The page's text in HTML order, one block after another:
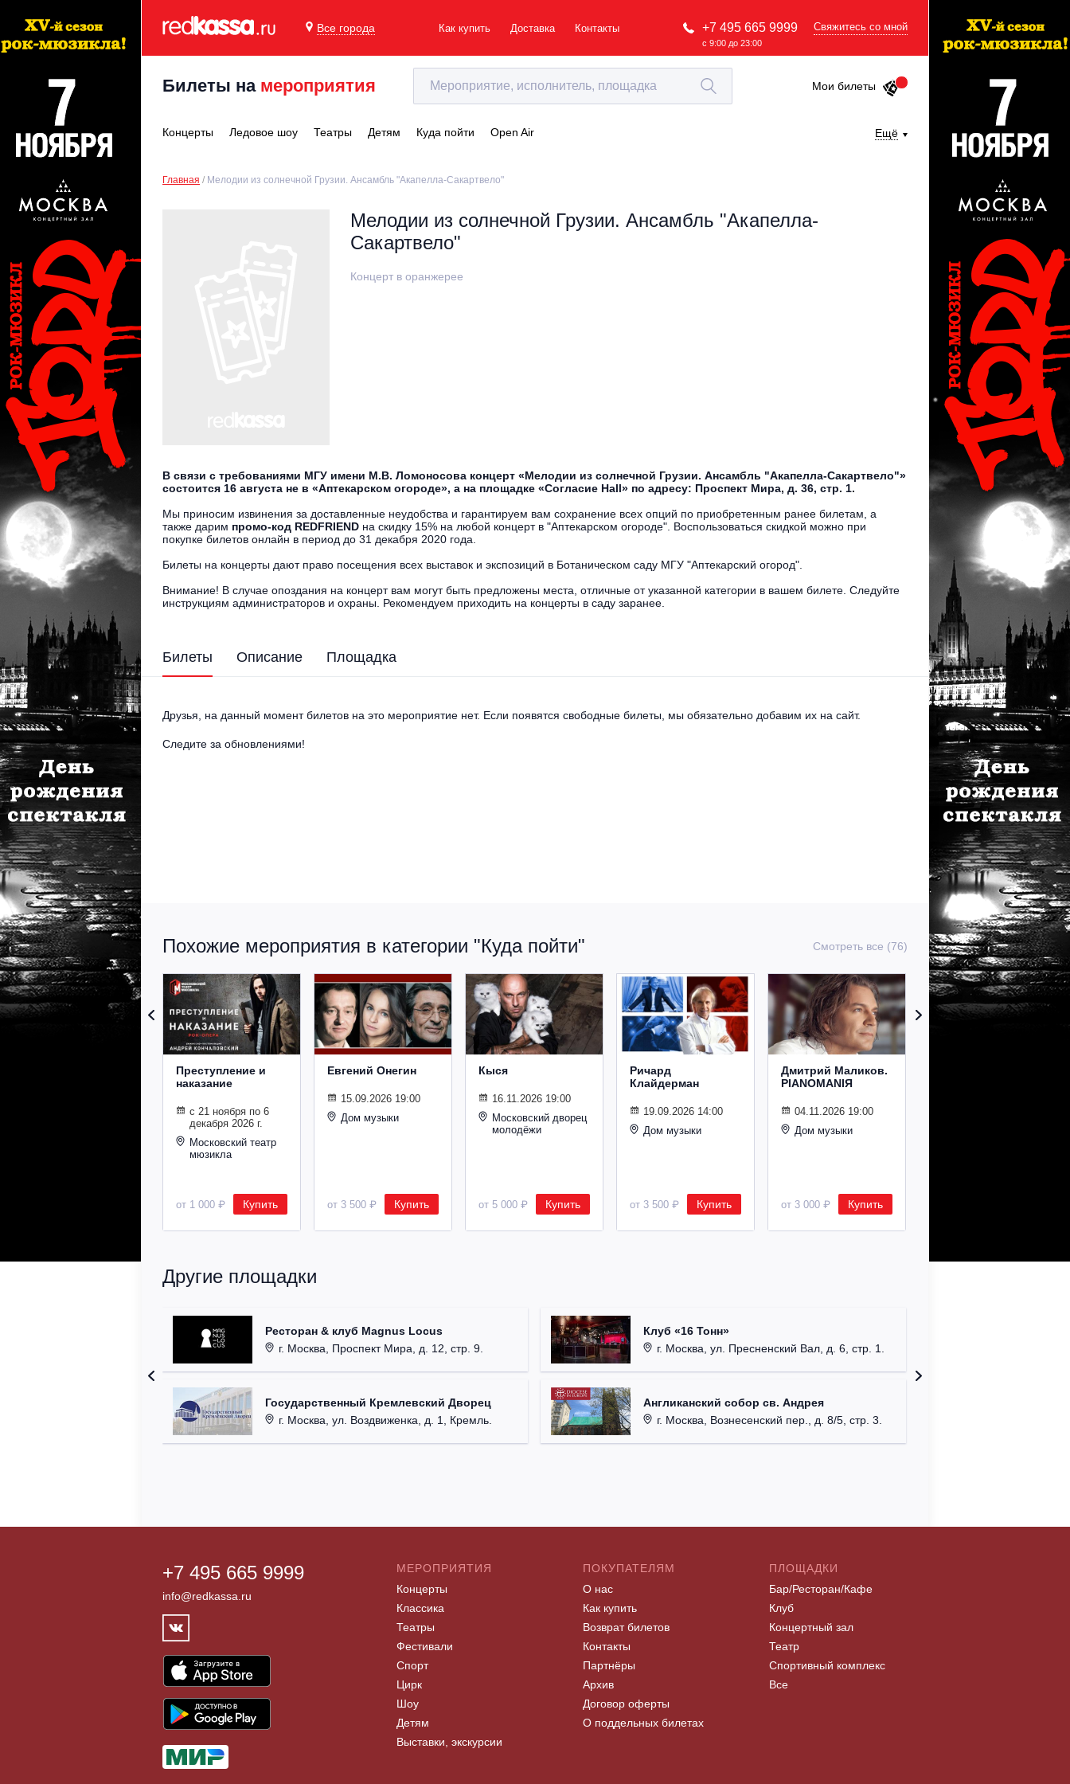
Все города Как купить Доставка Контакты +7 495 665 9999
с 9:00 до 23:00
Свяжитесь со мной
Билеты на мероприятия Мои билеты
Концерты Ледовое шоу Театры Детям Куда пойти Open Air Ещё
Главная Мелодии из солнечной Грузии. Ансамбль "Акапелла-Сакартвело"
Мелодии из солнечной Грузии. Ансамбль "Акапелла-
Сакартвело"
Концерт в оранжерее
В связи с требованиями МГУ имени М.В. Ломоносова концерт «Мелодии из солнечной Грузии. Ансамбль "Акапелла-Сакартвело"»
состоится 16 августа не в «Аптекарском огороде», а на площадке «Согласие Hall» по адресу: Проспект Мира, д. 36, стр. 1.
Мы приносим извинения за доставленные неудобства и гарантируем вам сохранение всех опций по приобретенным ранее билетам, а
также дарим промо-код REDFRIEND на скидку 15% на любой концерт в "Аптекарском огороде". Воспользоваться скидкой можно при
покупке билетов онлайн в период до 31 декабря 2020 года.
Билеты на концерты дают право посещения всех выставок и экспозиций в Ботаническом саду МГУ "Аптекарский огород".
Внимание! В случае опоздания на концерт вам могут быть предложены места, отличные от указанной категории в вашем билете. Следуйте
инструкциям администраторов и охраны. Рекомендуем приходить на концерты в саду заранее.
Билеты Описание Площадка
Друзья, на данный момент билетов на это мероприятие нет. Если появятся свободные билеты, мы обязательно добавим их на сайт.
Следите за обновлениями!
Похожие мероприятия в категории "Куда пойти" Смотреть все (76)
Преступление и
наказание
с 21 ноября по 6
декабря 2026 г.
Московский театр
мюзикла
от 1 000 ₽ Купить
Евгений Онегин
15.09.2026 19:00
Дом музыки
от 3 500 ₽ Купить
Кыся
16.11.2026 19:00
Московский дворец
молодёжи
от 5 000 ₽ Купить
Ричард
Клайдерман
19.09.2026 14:00
Дом музыки
от 3 500 ₽ Купить
Дмитрий Маликов.
PIANOMANIЯ
04.11.2026 19:00
Дом музыки
от 3 000 ₽ Купить
Другие площадки
Ресторан & клуб Magnus Locus
г. Москва, Проспект Мира, д. 12, стр. 9.
Государственный Кремлевский Дворец
г. Москва, ул. Воздвиженка, д. 1, Кремль.
Клуб «16 Тонн»
г. Москва, ул. Пресненский Вал, д. 6, стр. 1.
Англиканский собор св. Андрея
г. Москва, Вознесенский пер., д. 8/5, стр. 3.
+7 495 665 9999
info@redkassa.ru
МЕРОПРИЯТИЯ
Концерты
Классика
Театры
Фестивали
Спорт
Цирк
Шоу
Детям
Выставки, экскурсии
ПОКУПАТЕЛЯМ
О нас
Как купить
Возврат билетов
Контакты
Партнёры
Архив
Договор оферты
О поддельных билетах
ПЛОЩАДКИ
Бар/Ресторан/Кафе
Клуб
Концертный зал
Театр
Спортивный комплекс
Все